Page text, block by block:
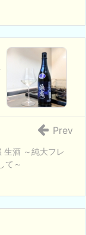
生酒 ～純大フレ
て～
Prev